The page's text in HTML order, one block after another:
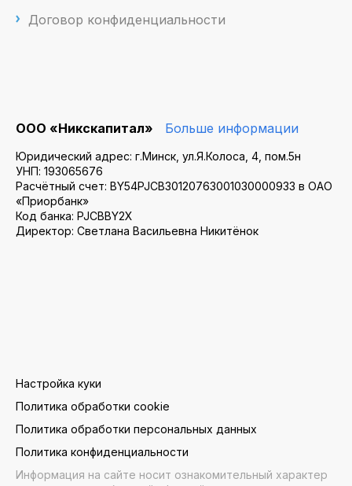
Договор конфиденциальности
ООО «Никскапитал» Больше информации
Юридический адрес: г.Минск, ул.Я.Колоса, 4, пом.5н
УНП: 193065676
Расчётный счет: BY54PJCB30120763001030000933 в ОАО
«Приорбанк»
Код банка: PJCBBY2X
Директор: Светлана Васильевна Никитёнок
Настройка куки
Политика обработки cookie
Политика обработки персональных данных
Политика конфиденциальности
Информация на сайте носит ознакомительный характер